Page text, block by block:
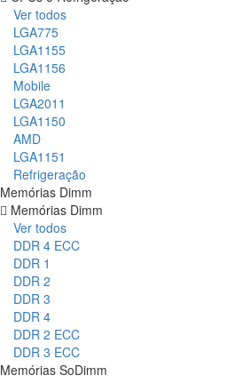
Ver todos
LGA775
LGA1155
LGA1156
Mobile
LGA2011
LGA1150
AMD
LGA1151
Refrigeração
Memórias Dimm
Memórias Dimm
Ver todos
DDR 4 ECC
DDR 1
DDR 2
DDR 3
DDR 4
DDR 2 ECC
DDR 3 ECC
Memórias SoDimm